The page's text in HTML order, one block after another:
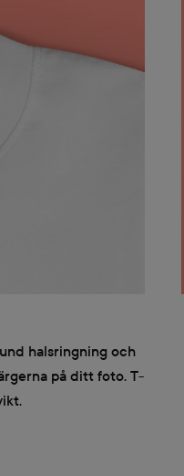
halsringning och
på ditt foto. T-